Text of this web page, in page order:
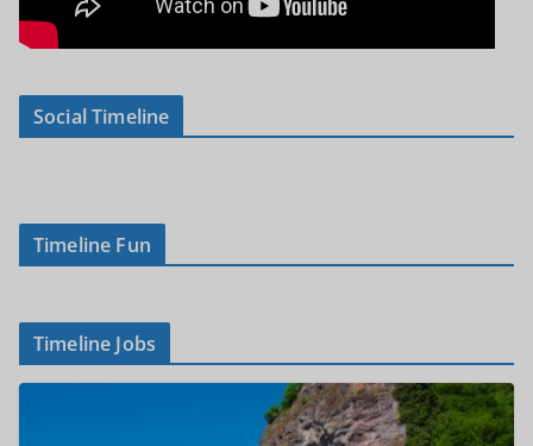
Social Timeline
Timeline Fun
Timeline Jobs